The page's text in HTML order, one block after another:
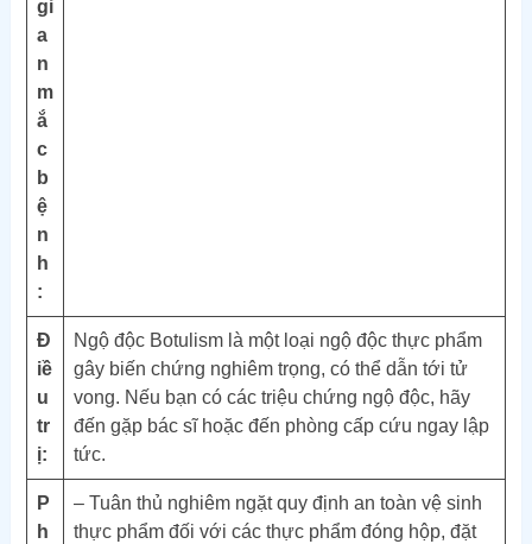
gi
a
n
m
ắ
c
b
ệ
n
h
:
Đ
iề
u
tr
ị:
Ngộ độc Botulism là một loại ngộ độc thực phẩm
gây biến chứng nghiêm trọng, có thể dẫn tới tử
vong. Nếu bạn có các triệu chứng ngộ độc, hãy
đến gặp bác sĩ hoặc đến phòng cấp cứu ngay lập
tức.
P
h
– Tuân thủ nghiêm ngặt quy định an toàn vệ sinh
thực phẩm đối với các thực phẩm đóng hộp, đặt